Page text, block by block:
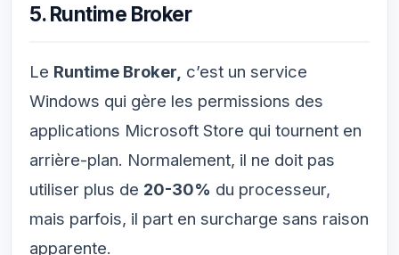
5. Runtime Broker
Le Runtime Broker, c’est un service
Windows qui gère les permissions des
applications Microsoft Store qui tournent en
arrière-plan. Normalement, il ne doit pas
utiliser plus de 20-30% du processeur,
mais parfois, il part en surcharge sans raison
apparente.